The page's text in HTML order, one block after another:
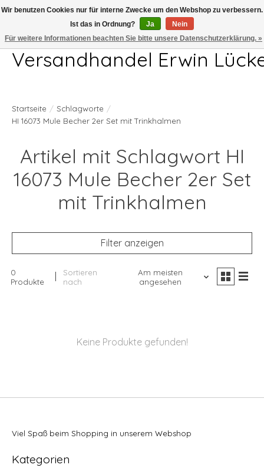
Telefon 04407 715872 MO-DO 7.00-17.00Uhr FR 7.00-13.00Uhr
Versandhandel Erwin
Startseite / Schlagworte /
HI 16073 Mule Becher 2er Set mit Trinkhalmen
Artikel mit Schlagwort HI
16073 Mule Becher 2er Set
mit Trinkhalmen
Filter anzeigen
0
Produkte
Sortieren
nach
Am meisten
angesehen
Keine Produkte gefunden!
Viel Spaß beim Shopping in unserem Webshop
Kategorien
Wir benutzen Cookies nur für interne Zwecke um den Webshop zu verbessern.
Ist das in Ordnung?
Ja
Nein
Für weitere Informationen beachten Sie bitte unsere Datenschutzerklärung. »